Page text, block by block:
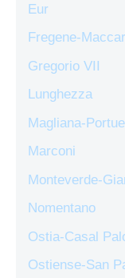
Eur
Fregene-
Gregorio VII
Lunghezza
Magliana-
Marconi
Monteverde-
Nomentano
Ostia-Casal
Ostiense-San